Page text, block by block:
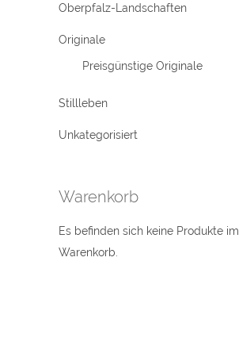
Oberpfalz-Landschaften
Originale
Preisgünstige Originale
Stillleben
Unkategorisiert
Warenkorb
Es befinden sich keine Produkte im
Warenkorb.